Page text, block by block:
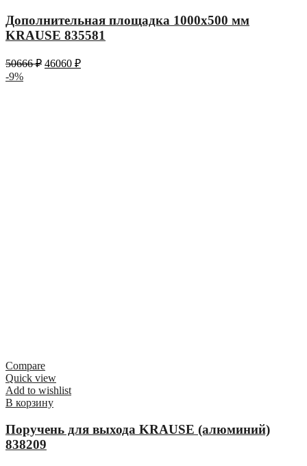
Дополнительная площадка 1000х500 мм
KRAUSE 835581
50666₽ 46060 ₽
-9%
Compare
Quick view
Add to wishlist
В корзину
Поручень для выхода KRAUSE (алюминий)
838209